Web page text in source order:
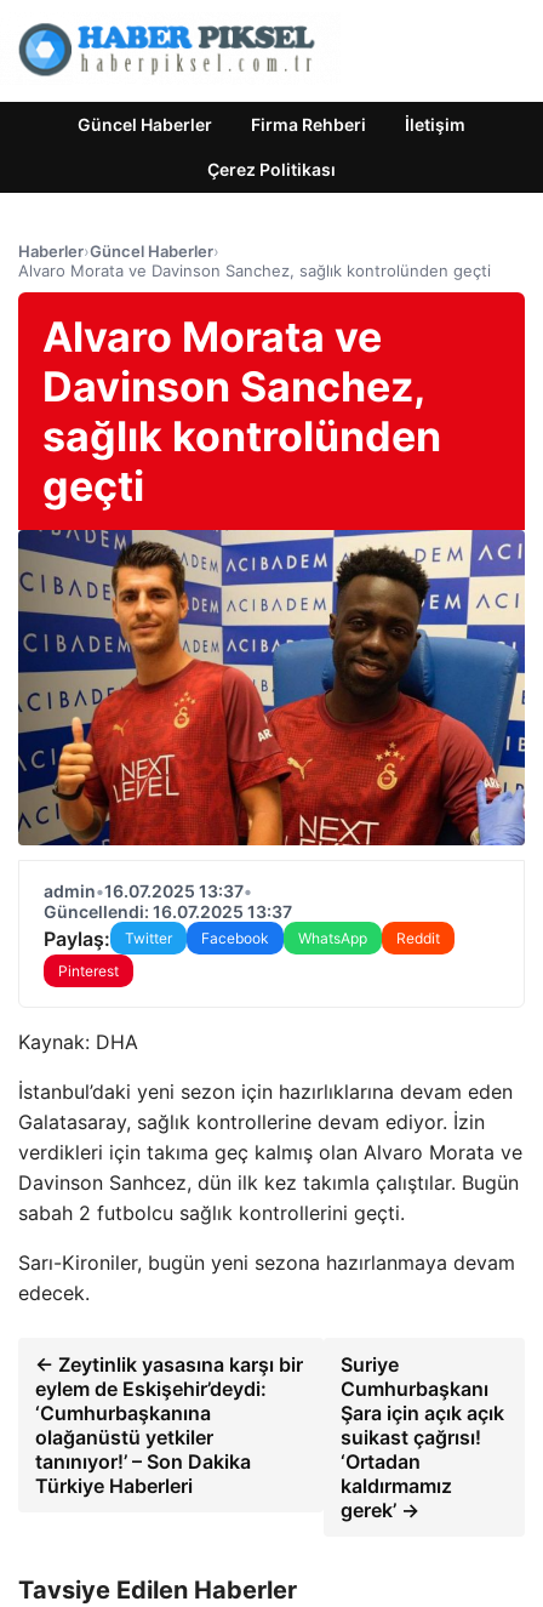
Güncel Haberler Firma Rehberi İletişim
Çerez Politikası
Haberler›Güncel Haberler›
Alvaro Morata ve Davinson Sanchez, sağlık kontrolünden geçti
Alvaro Morata ve
Davinson Sanchez,
sağlık kontrolünden
geçti
admin•16.07.2025 13:37•
Güncellendi: 16.07.2025 13:37
Paylaş: Twitter Facebook WhatsApp
Reddit
Pinterest
Kaynak: DHA
İstanbul’daki yeni sezon için hazırlıklarına devam eden
Galatasaray, sağlık kontrollerine devam ediyor. İzin
verdikleri için takıma geç kalmış olan Alvaro Morata ve
Davinson Sanhcez, dün ilk kez takımla çalıştılar. Bugün
sabah 2 futbolcu sağlık kontrollerini geçti.
Sarı-Kironiler, bugün yeni sezona hazırlanmaya devam
edecek.
← Zeytinlik yasasına karşı bir
eylem de Eskişehir’deydi:
‘Cumhurbaşkanına
olağanüstü yetkiler
tanınıyor!’ – Son Dakika
Türkiye Haberleri
Suriye
Cumhurbaşkanı
Şara için açık açık
suikast çağrısı!
‘Ortadan
kaldırmamız
gerek’ →
Tavsiye Edilen Haberler